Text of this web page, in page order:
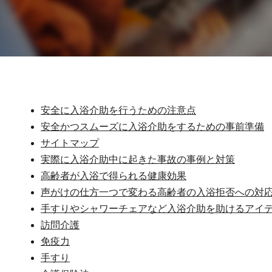
安全に入浴介助を行うための注意点
安全かつスムーズに入浴介助をするための事前準備
サイトマップ
実際に入浴介助中に起きた事故の事例と対策
高齢者が入浴で得られる健康効果
声がけの仕方一つで変わる高齢者の入浴拒否への対
手すりやシャワーチェアなど入浴介助を助けるアイ
訪問介護
免疫力
手すり